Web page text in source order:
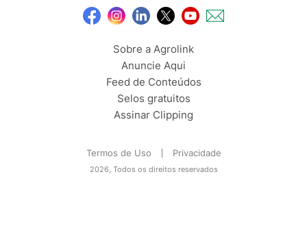
Sobre a Agrolink
Anuncie Aqui
Feed de Conteúdos
Selos gratuitos
Assinar Clipping
Termos de Uso Privacidade
2026, Todos os direitos reservados